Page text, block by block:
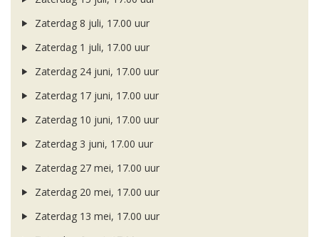
Zaterdag 8 juli, 17.00 uur
Zaterdag 1 juli, 17.00 uur
Zaterdag 24 juni, 17.00 uur
Zaterdag 17 juni, 17.00 uur
Zaterdag 10 juni, 17.00 uur
Zaterdag 3 juni, 17.00 uur
Zaterdag 27 mei, 17.00 uur
Zaterdag 20 mei, 17.00 uur
Zaterdag 13 mei, 17.00 uur